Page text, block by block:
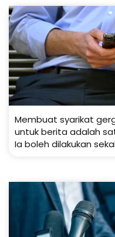
Membuat syarikat
untuk berita adalah
Ia boleh dilakukan